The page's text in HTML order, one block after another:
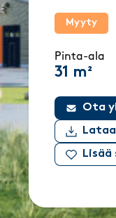
Myyty
Pinta-ala
31 m²
Ota
Lisää